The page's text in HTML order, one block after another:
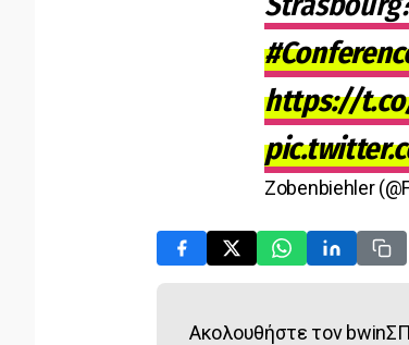
https://
Zobenbiehler
Ακολουθήστε τον